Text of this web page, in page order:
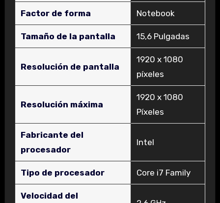
Factor de forma ‎Notebook
Tamaño de la pantalla ‎15,6 Pulgadas
Resolución de pantalla
‎1920 x 1080
píxeles
Resolución máxima
‎1920 x 1080
Píxeles
Fabricante del
procesador
‎Intel
Tipo de procesador ‎Core i7 Family
Velocidad del